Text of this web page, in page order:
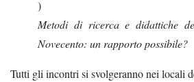
)
Metodi di ricerca e didattiche
Novecento: un rapporto possibile?
Tutti gli incontri si svolgeranno nei locali